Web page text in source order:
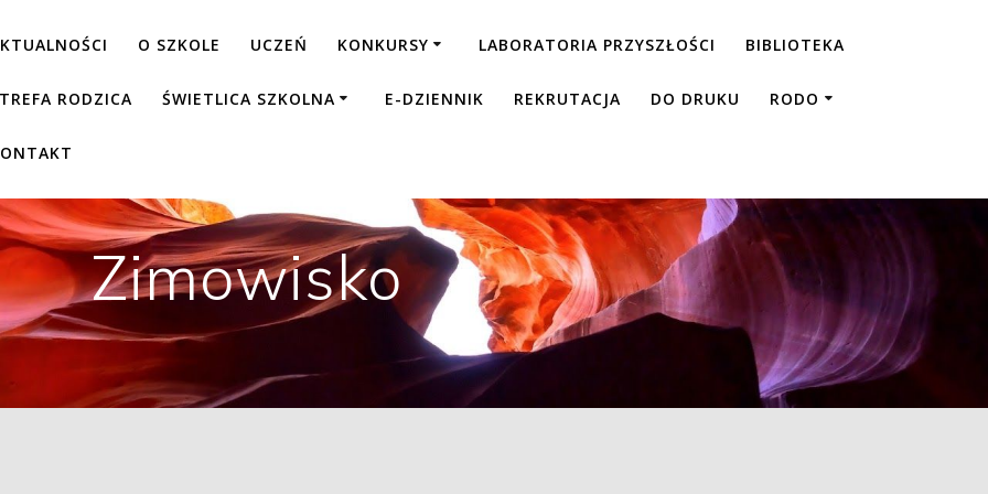
O SZKOLE UCZEŃ KONKURSY LABORATORIA PRZYSZŁOŚCI BIBLIOTEKA
RODZICA ŚWIETLICA SZKOLNA E-DZIENNIK REKRUTACJA DO DRUKU RODO
Zimowisko